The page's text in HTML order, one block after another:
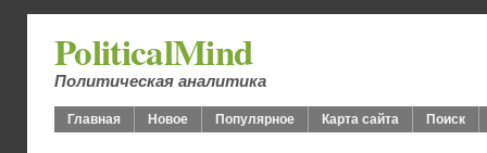
PoliticalMind
Политическая аналитика
Главная Новое Популярное Карта сайта Поиск